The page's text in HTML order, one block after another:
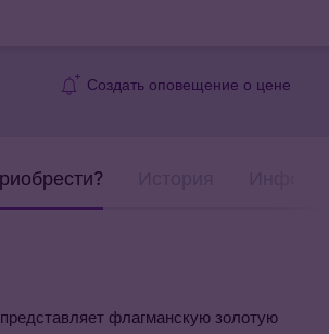
Создать оповещение о цене
флагманскую золотую